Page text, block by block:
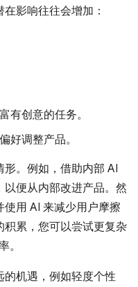
影响往往会增加：
有创意的任务。
好调整产品。
。例如，借助内部 AI
便从内部改进产品。然
用 AI 来减少用户摩擦
累，您可以尝试更复杂
。
的机遇，例如轻度个性